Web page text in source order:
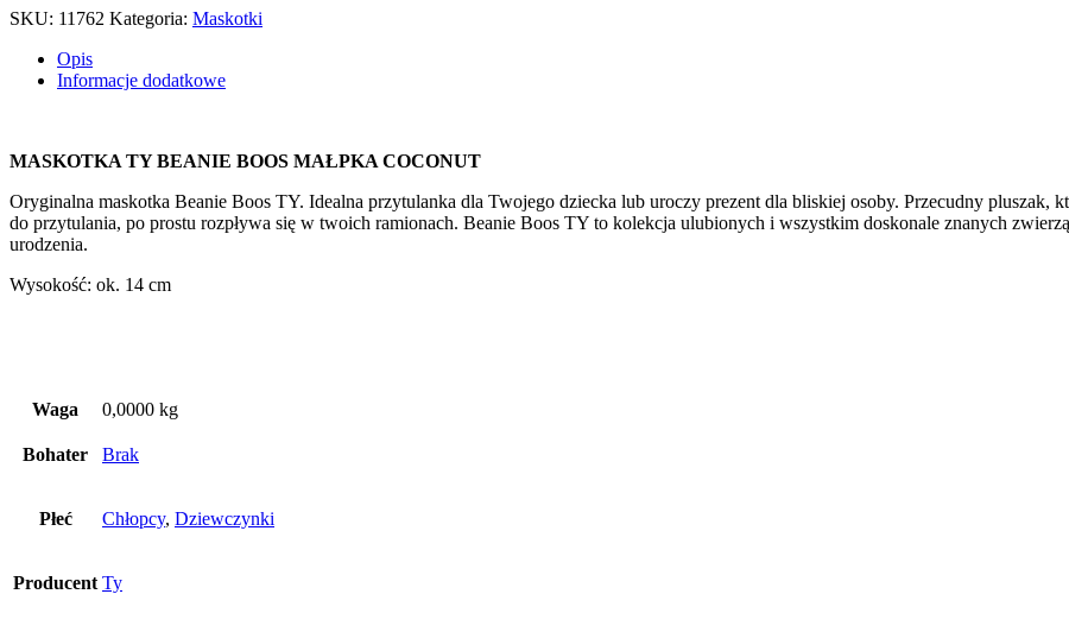
SKU: 11762 Kategoria: Maskotki
Opis
Informacje dodatkowe
MASKOTKA TY BEANIE BOOS MAŁPKA COCONUT
Oryginalna maskotka Beanie Boos TY. Idealna przytulanka dla Twojego dziecka lub uroczy prezent dla bliskiej osoby. Przecudny
do przytulania, po prostu rozpływa się w twoich ramionach. Beanie Boos TY to kolekcja ulubionych i wszystkim doskonale znanych
urodzenia.
Wysokość: ok. 14 cm
Waga 0,0000 kg
Bohater Brak
Płeć Chłopcy, Dziewczynki
Producent Ty